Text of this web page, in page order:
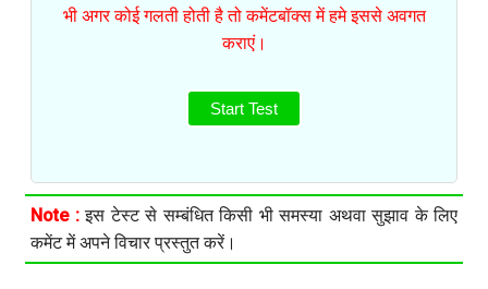
भी अगर कोई गलती होती है तो कमेंटबॉक्स में हमे इससे अवगत
कराएं।
Start Test
Note :इस टेस्ट से सम्बंधित किसी भी समस्या अथवा सुझाव के लिए
कमेंट में अपने विचार प्रस्तुत करें।